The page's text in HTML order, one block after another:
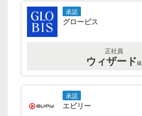
承諾
グロービス
正社員
ウィザード級
承諾
エビリー